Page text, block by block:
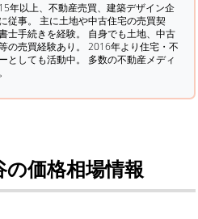
年以上、不動産売買、建築デザイン企
従事。 主に土地や中古住宅の売買契
士手続きを経験。 自身でも土地、中古
の売買経験あり。 2016年より住宅・不
としても活動中。 多数の不動産メディ
価格相場情報